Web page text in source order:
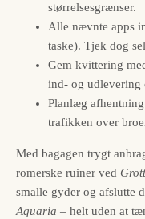
størrelsesgrænser.
Alle nævnte apps
taske). Tjek dog
Gem kvittering
ind- og udlevering
Planlæg
trafikken over
Med bagagen trygt
romerske ruiner ved
smalle gyder og afslutte
Aquaria – helt uden at